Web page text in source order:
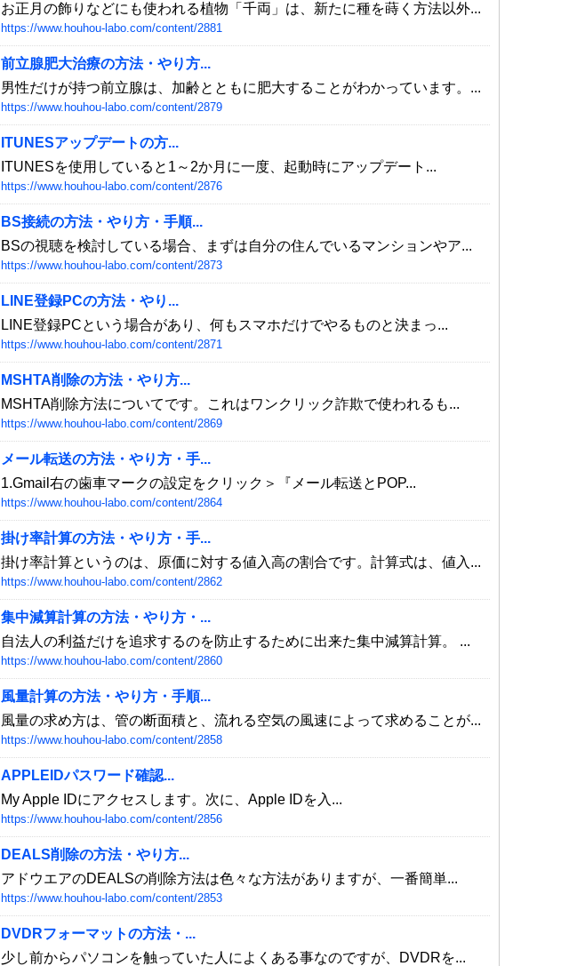
お正月の飾りなどにも使われる植物「千両」は、新たに種を蒔く方法以外...
https://www.houhou-labo.com/content/2881
前立腺肥大治療の方法・やり方...
男性だけが持つ前立腺は、加齢とともに肥大することがわかっています。...
https://www.houhou-labo.com/content/2879
ITUNESアップデートの方...
ITUNESを使用していると1～2か月に一度、起動時にアップデート...
https://www.houhou-labo.com/content/2876
BS接続の方法・やり方・手順...
BSの視聴を検討している場合、まずは自分の住んでいるマンションやア...
https://www.houhou-labo.com/content/2873
LINE登録PCの方法・やり...
LINE登録PCという場合があり、何もスマホだけでやるものと決まっ...
https://www.houhou-labo.com/content/2871
MSHTA削除の方法・やり方...
MSHTA削除方法についてです。これはワンクリック詐欺で使われるも...
https://www.houhou-labo.com/content/2869
メール転送の方法・やり方・手...
1.Gmail右の歯車マークの設定をクリック＞『メール転送とPOP...
https://www.houhou-labo.com/content/2864
掛け率計算の方法・やり方・手...
掛け率計算というのは、原価に対する値入高の割合です。計算式は、値入...
https://www.houhou-labo.com/content/2862
集中減算計算の方法・やり方・...
自法人の利益だけを追求するのを防止するために出来た集中減算計算。 ...
https://www.houhou-labo.com/content/2860
風量計算の方法・やり方・手順...
風量の求め方は、管の断面積と、流れる空気の風速によって求めることが...
https://www.houhou-labo.com/content/2858
APPLEIDパスワード確認...
My Apple IDにアクセスします。次に、Apple IDを入...
https://www.houhou-labo.com/content/2856
DEALS削除の方法・やり方...
アドウエアのDEALSの削除方法は色々な方法がありますが、一番簡単...
https://www.houhou-labo.com/content/2853
DVDRフォーマットの方法・...
少し前からパソコンを触っていた人によくある事なのですが、DVDRを...